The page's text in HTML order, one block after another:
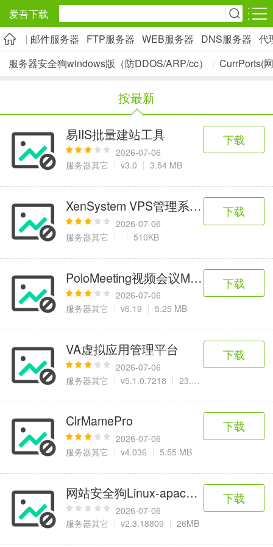
爱吾下载
安卓应用 安卓游戏
旅游出行
社交通讯
2千+款应用
影音播放
实用工具
2万+款应用
金融理财
2百+款应用
网上购物
资讯阅读
1万+款应用
学习办公
3万+款应用
生活服务
2万+款应用
医疗健康
6千+款应用
母婴育儿
2百+款应用
趣味娱乐
3千+款应用
9百+款应用
邮件服务器 FTP服务器 WEB服务器 DNS服务器 代
服务器安全狗windows版（防DDOS/ARP/cc）
/ CurrPorts(
按最新
易IIS批量建站工具
2026-07-06
服务器其它
v3.0 3.54 MB
下载
XenSystem VPS管理系统安卓手机客
2026-07-06
服务器其它
510KB
下载
PoloMeeting视频会议MCU服务器
2026-07-06
服务器其它
v6.19 5.25 MB
下载
VA虚拟应用管理平台
2026-07-06
服务器其它
v5.1.0.7218 23.7 MB
下载
ClrMamePro
2026-07-06
服务器其它
v4.036 5.55 MB
下载
网站安全狗Linux-apache版（32位）
2026-07-06
服务器其它
v2.3.18809 26MB
下载